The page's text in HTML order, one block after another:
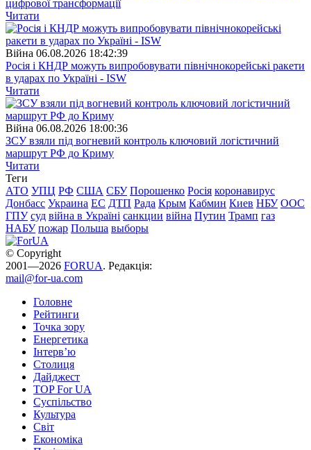
цифрової трансформації
Читати
Війна 06.08.2026 18:42:39
Росія і КНДР можуть випробовувати північнокорейські ракети
в ударах по Україні - ISW
Читати
Війна 06.08.2026 18:00:36
ЗСУ взяли під вогневий контроль ключовий логістичний
маршрут РФ до Криму
Читати
Теги
АТО УПЦ РФ США СБУ Порошенко Росія коронавирус
Донбасс Украина ЕС ДТП Рада Крым Кабмин Киев НБУ ООС
ГПУ суд війна в Україні санкции війна Путин Трамп газ
НАБУ пожар Польша выборы
© Copyright
2001—2026 FORUA. Редакція:
mail@for-ua.com
Головне
Рейтинги
Точка зору
Енергетика
Інтерв’ю
Столиця
Дайджест
TOP For UA
Суспiльство
Культура
Світ
Економіка